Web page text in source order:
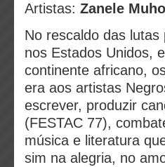
Artistas: Zanele
No rescaldo das
nos Estados Unidos,
continente africano,
era aos artistas
escrever, produzir
(FESTAC 77),
música e literatura
sim na alegria, no